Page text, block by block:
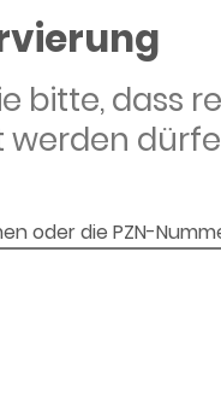
bitte, dass
oder die PZN-